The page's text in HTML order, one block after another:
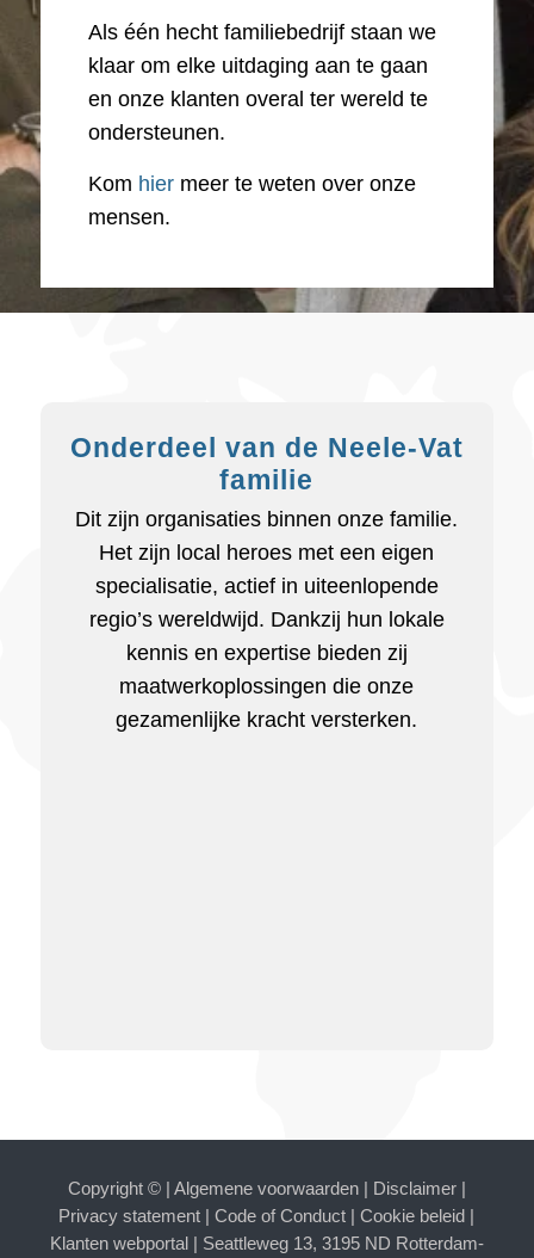
Als één hecht familiebedrijf staan we
klaar om elke uitdaging aan te gaan
en onze klanten overal ter wereld te
ondersteunen.
Kom hiermeer te weten over onze
mensen.
Onderdeel van de Neele-Vat
familie
Dit zijn organisaties binnen onze familie.
Het zijn local heroes met een eigen
specialisatie, actief in uiteenlopende
regio’s wereldwijd. Dankzij hun lokale
kennis en expertise bieden zij
maatwerkoplossingen die onze
gezamenlijke kracht versterken.
Copyright © | Algemene voorwaarden| Disclaimer|
Privacy statement |Code of Conduct |Cookie beleid |
Klanten webportal| Seattleweg 13, 3195 ND Rotterdam-